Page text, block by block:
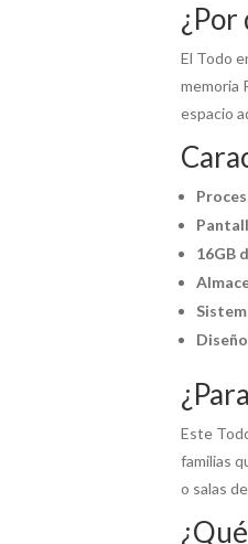
¿Por
El Todo
memoria
espacio
16GB
Este
familias
o salas